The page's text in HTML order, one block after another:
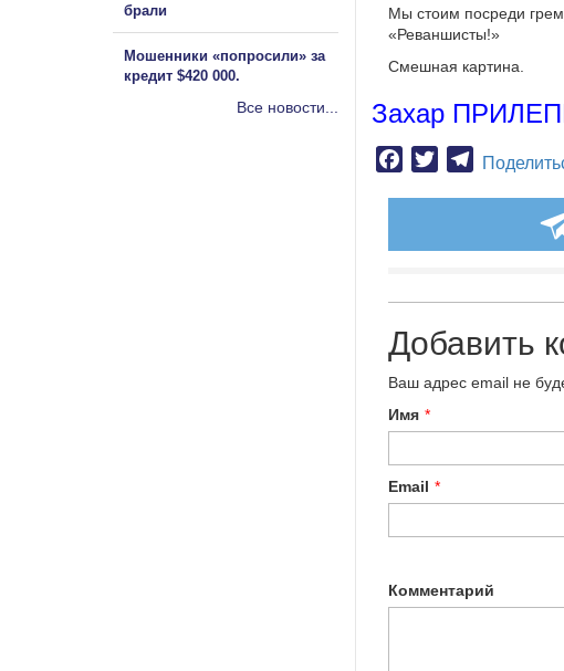
Мы стоим посреди
«Реваншисты!»
Смешная картина.
Захар
Facebook
TwitterTelegram
Добавить
Ваш адрес email не
Имя *
Email *
Комментарий
брали
Мошенники «попросили» за
кредит $420 000.
Все новости...